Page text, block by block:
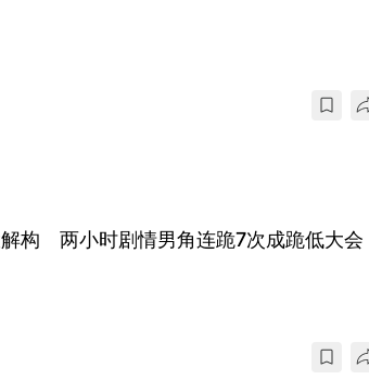
构 两小时剧情男角连跪7次成跪低大会